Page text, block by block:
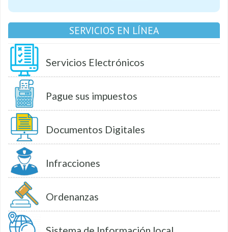
SERVICIOS EN LÍNEA
Servicios Electrónicos
Pague sus impuestos
Documentos Digitales
Infracciones
Ordenanzas